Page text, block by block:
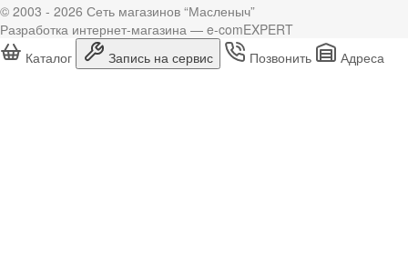
© 2003 - 2026 Сеть магазинов “Масленыч”
Разработка интернет-магазина — e-comEXPERT
Каталог
Запись на сервис Позвонить Адреса